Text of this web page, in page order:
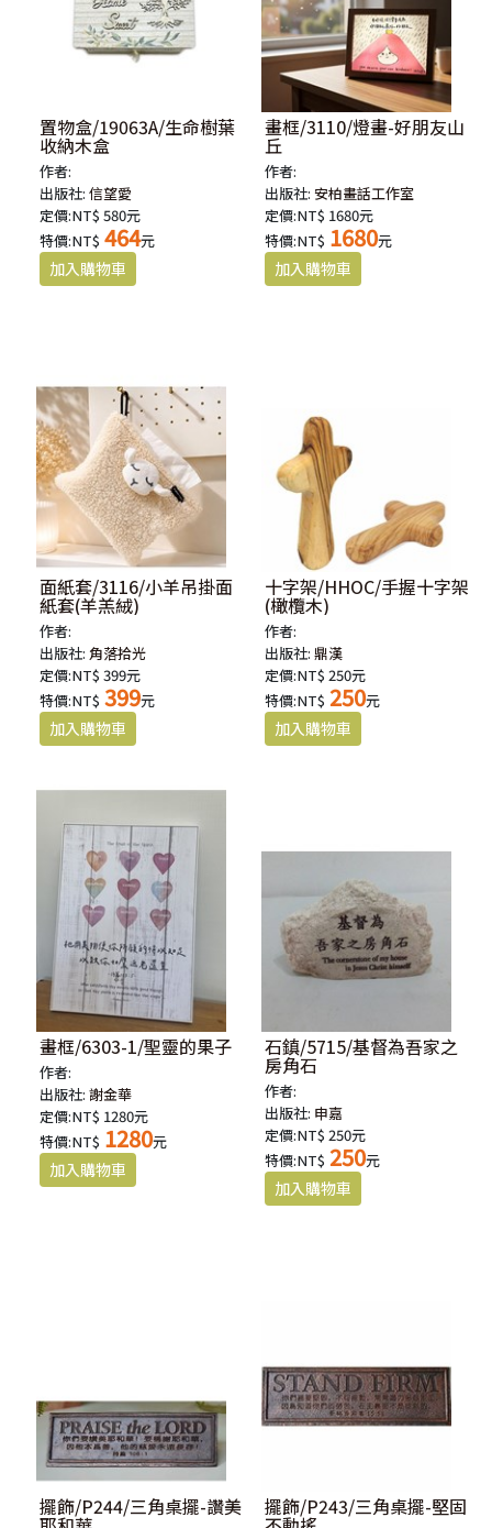
置物盒/19063A/生命樹葉
收納木盒
作者:
出版社:信望愛
定價:NT$ 580元
特價:NT$ 464元
畫框/3110/燈畫-好朋友山
丘
作者:
出版社:安柏畫話工作室
定價:NT$ 1680元
特價:NT$ 1680元
面紙套/3116/小羊吊掛面
紙套(羊羔絨)
作者:
出版社: 角落拾光
定價:NT$ 399元
特價:NT$ 399元
十字架/HHOC/手握十字架
(橄欖木)
作者:
出版社:鼎漢
定價:NT$ 250元
特價:NT$ 250元
畫框/6303-1/聖靈的果子
作者:
出版社:謝金華
定價:NT$ 1280元
特價:NT$ 1280元
石鎮/5715/基督為吾家之
房角石
作者:
出版社: 申嘉
定價:NT$ 250元
特價:NT$ 250元
擺飾/P244/三角桌擺-讚美 擺飾/P243/三角桌擺-堅固